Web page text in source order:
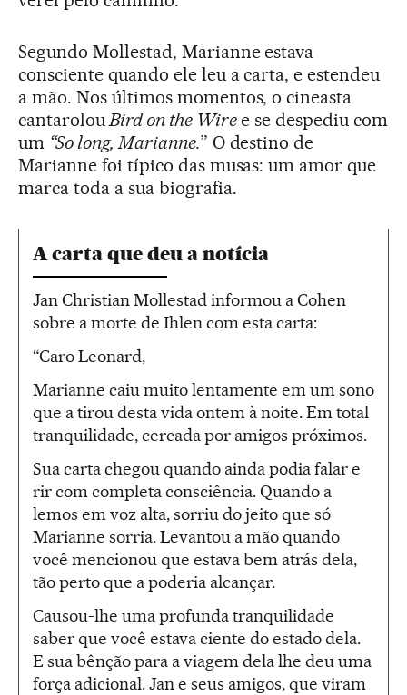
Segundo Mollestad, Marianne estava
consciente quando ele leu a carta, e estendeu
a mão. Nos últimos momentos, o cineasta
cantarolouBird on the Wiree se despediu com
um “So long, Marianne.” O destino de
Marianne foi típico das musas: um amor que
marca toda a sua biografia.
A carta que deu a notícia
Jan Christian Mollestad informou a Cohen
sobre a morte de Ihlen com esta carta:
“Caro Leonard,
Marianne caiu muito lentamente em um sono
que a tirou desta vida ontem à noite. Em total
tranquilidade, cercada por amigos próximos.
Sua carta chegou quando ainda podia falar e
rir com completa consciência. Quando a
lemos em voz alta, sorriu do jeito que só
Marianne sorria. Levantou a mão quando
você mencionou que estava bem atrás dela,
tão perto que a poderia alcançar.
Causou-lhe uma profunda tranquilidade
saber que você estava ciente do estado dela.
E sua bênção para a viagem dela lhe deu uma
força adicional. Jan e seus amigos, que viram